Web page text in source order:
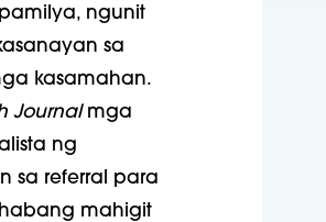
ngunit
sa
kasamahan.
Journalmga
ng
sa referral para
mahigit